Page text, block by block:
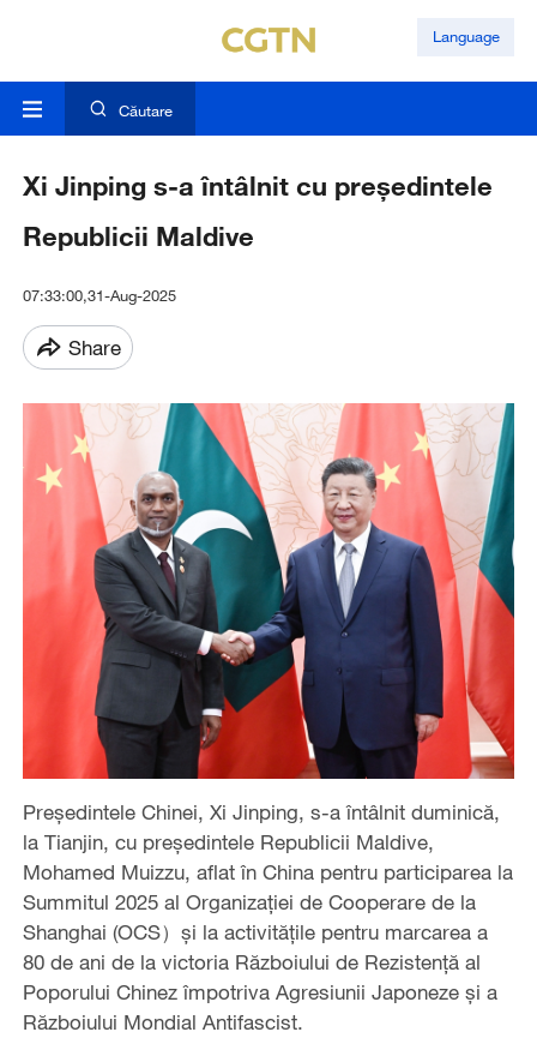
Language
Căutare
Xi Jinping s-a întâlnit cu președintele
Republicii Maldive
07:33:00,31-Aug-2025
Share
Președintele Chinei, Xi Jinping, s-a întâlnit duminică,
la Tianjin, cu președintele Republicii Maldive,
Mohamed Muizzu, aflat în China pentru participarea la
Summitul 2025 al Organizației de Cooperare de la
Shanghai (OCS）și la activitățile pentru marcarea a
80 de ani de la victoria Războiului de Rezistență al
Poporului Chinez împotriva Agresiunii Japoneze și a
Războiului Mondial Antifascist.